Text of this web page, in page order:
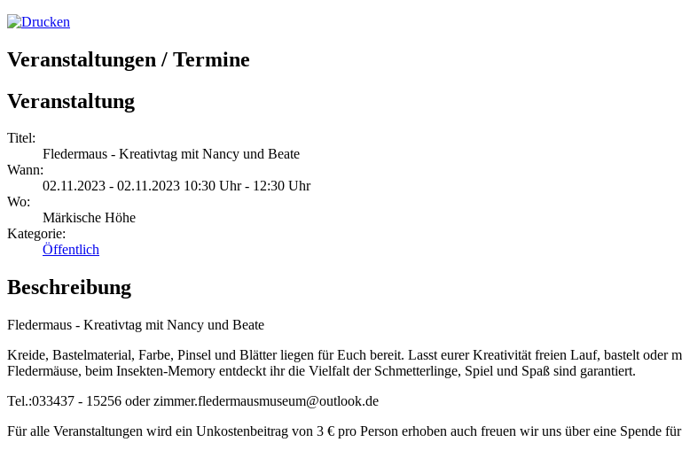
Veranstaltungen / Termine
Veranstaltung
Titel:
Fledermaus - Kreativtag mit Nancy und Beate
Wann:
02.11.2023 - 02.11.2023 10:30 Uhr - 12:30 Uhr
Wo:
Märkische Höhe
Kategorie:
Öffentlich
Beschreibung
Fledermaus - Kreativtag mit Nancy und Beate
Kreide, Bastelmaterial, Farbe, Pinsel und Blätter liegen für Euch bereit. Lasst eurer Kreativität freien Lauf, bastelt oder
Fledermäuse, beim Insekten-Memory entdeckt ihr die Vielfalt der Schmetterlinge, Spiel und Spaß sind garantiert.
Tel.:033437 - 15256 oder zimmer.fledermausmuseum@outlook.de
Für alle Veranstaltungen wird ein Unkostenbeitrag von 3 € pro Person erhoben auch freuen wir uns über eine Spende